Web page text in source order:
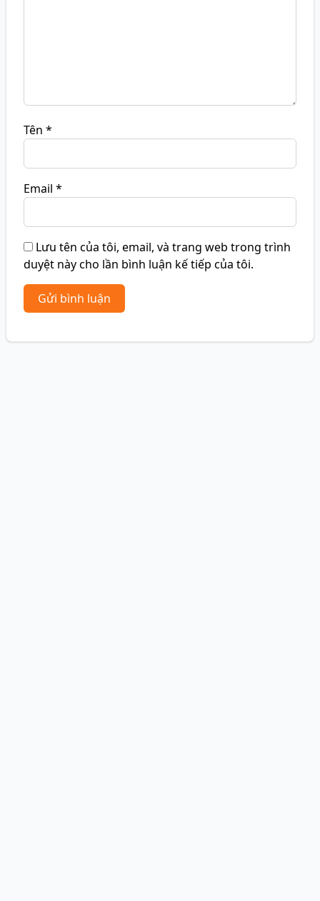
Tên *
Email *
Lưu tên của tôi, email, và trang web trong trình
duyệt này cho lần bình luận kế tiếp của tôi.